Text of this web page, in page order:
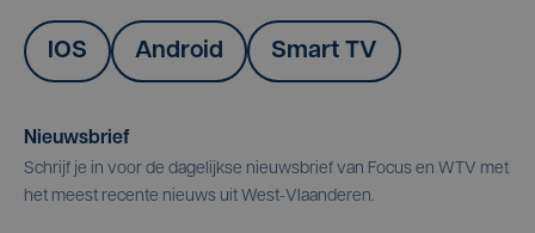
IOS Android Smart TV
Nieuwsbrief
Schrijf je in voor de dagelijkse nieuwsbrief van Focus en WTV met
het meest recente nieuws uit West-Vlaanderen.